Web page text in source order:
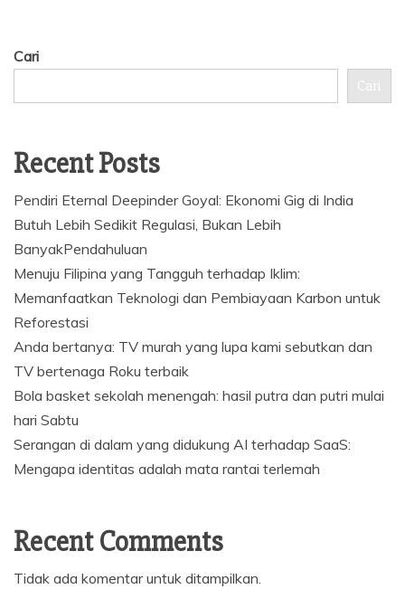
Cari
Cari
Recent Posts
Pendiri Eternal Deepinder Goyal: Ekonomi Gig di India
Butuh Lebih Sedikit Regulasi, Bukan Lebih
BanyakPendahuluan
Menuju Filipina yang Tangguh terhadap Iklim:
Memanfaatkan Teknologi dan Pembiayaan Karbon untuk
Reforestasi
Anda bertanya: TV murah yang lupa kami sebutkan dan
TV bertenaga Roku terbaik
Bola basket sekolah menengah: hasil putra dan putri mulai
hari Sabtu
Serangan di dalam yang didukung AI terhadap SaaS:
Mengapa identitas adalah mata rantai terlemah
Recent Comments
Tidak ada komentar untuk ditampilkan.